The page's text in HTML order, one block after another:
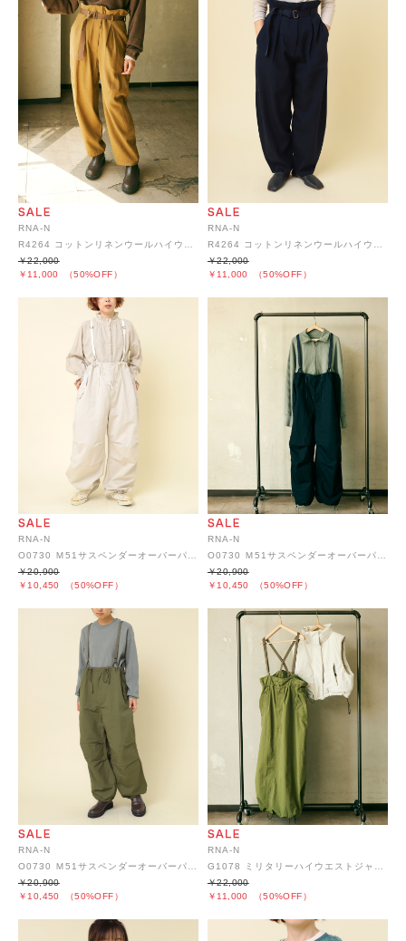
RNA-N
R4264 コットンリネンウールハイウエストパンツ
￥11,000 （50%OFF）
￥22,000
RNA-N
R4264 コットンリネンウールハイウエストパンツ
￥11,000 （50%OFF）
￥22,000
RNA-N
￥10,450 （50%OFF）
￥20,900
RNA-N
￥10,450 （50%OFF）
￥20,900
RNA-N
￥10,450 （50%OFF）
￥20,900
RNA-N
￥11,000 （50%OFF）
￥22,000